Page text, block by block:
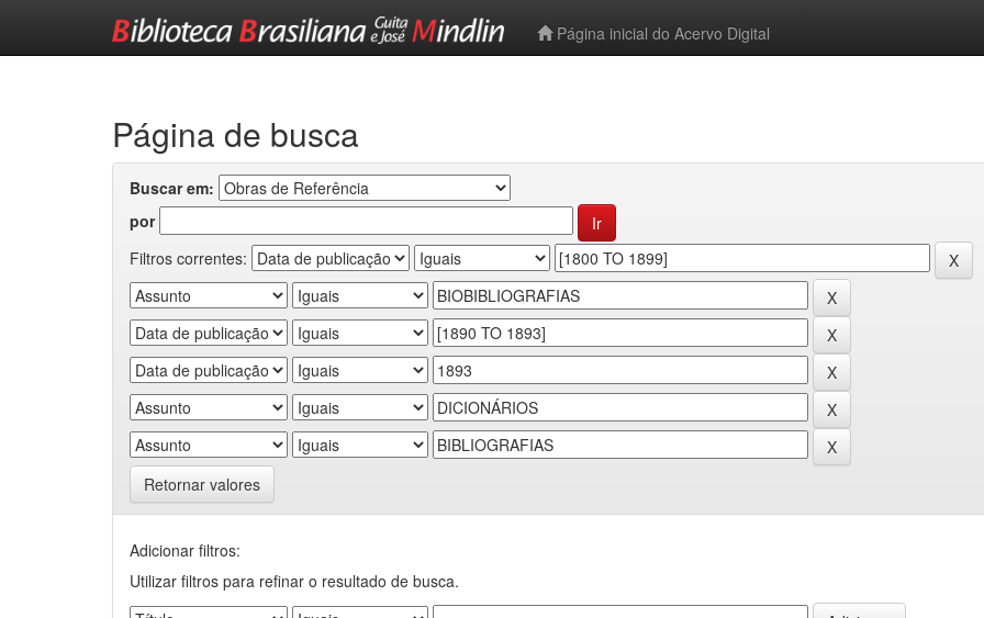
Página inicial do Acervo Digital
Página de busca
Buscar em:
por
Filtros correntes:
Retornar valores
Adicionar filtros:
Utilizar filtros para refinar o resultado de busca.